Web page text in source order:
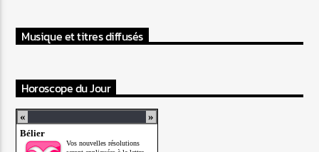
Musique et titres diffusés
Horoscope du Jour